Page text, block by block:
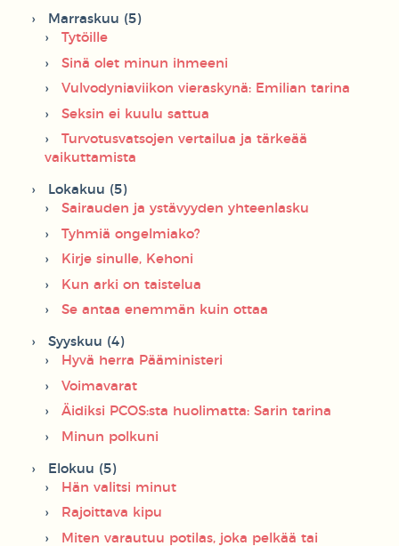
Marraskuu (5)
Tytöille
Sinä olet minun ihmeeni
Vulvodyniaviikon vieraskynä: Emilian tarina
Seksin ei kuulu sattua
Turvotusvatsojen vertailua ja tärkeää
vaikuttamista
Lokakuu (5)
Sairauden ja ystävyyden yhteenlasku
Tyhmiä ongelmiako?
Kirje sinulle, Kehoni
Kun arki on taistelua
Se antaa enemmän kuin ottaa
Syyskuu (4)
Hyvä herra Pääministeri
Voimavarat
Äidiksi PCOS:sta huolimatta: Sarin tarina
Minun polkuni
Elokuu (5)
Hän valitsi minut
Rajoittava kipu
Miten varautuu potilas, joka pelkää tai